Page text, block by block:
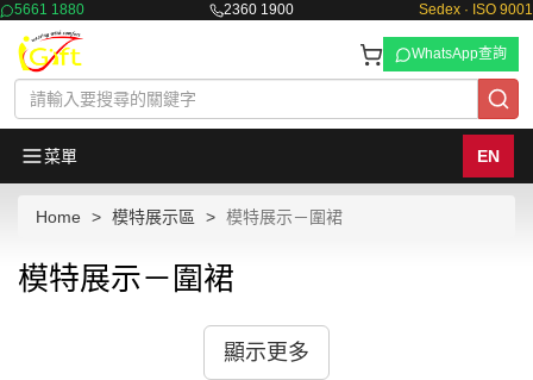
5661 1880 2360 1900 Sedex · ISO 9001
WhatsApp查詢
菜單 EN
Home 模特展示區 模特展示－圍裙
模特展示－圍裙
顯示更多